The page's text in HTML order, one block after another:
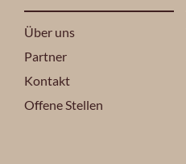
Über uns
Partner
Kontakt
Offene Stellen